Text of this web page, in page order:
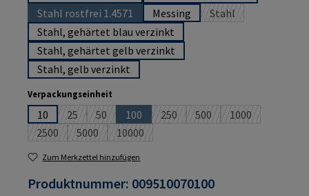
Stahl rostfrei 1.4571(Diese Option ist zurzeit nicht verfügbar.)
Messing Stahl(Diese Option ist
Stahl, gehärtet blau verzinkt
Stahl, gehärtet gelb verzinkt
Stahl, gelb verzinkt
Verpackungseinheit
10 25(Diese Option ist zurzeit nicht verfügbar.)
50(Diese Option ist zurzeit nicht verfügbar.)
100(Diese Option ist zurzeit nicht verfügbar.)
250(Diese Option ist zurzeit nicht
500(Diese Option ist zurzeit
1000(Diese Option
2500(Diese Option ist zurzeit nicht verfügbar.)
5000(Diese Option ist zurzeit nicht verfügbar.)
10000(Diese Option ist zurzeit nicht verfügbar.)
Zum Merkzettel hinzufügen
Produktnummer: 009510070100